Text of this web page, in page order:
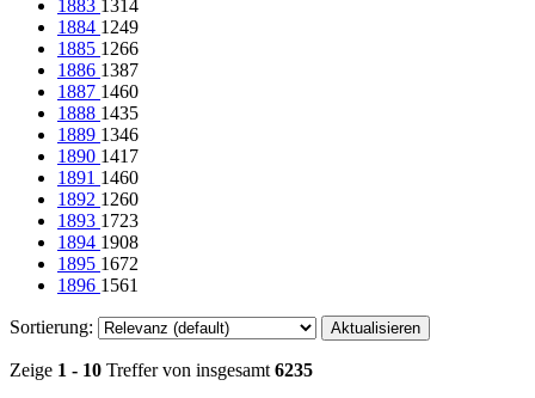
1883 1314
1884 1249
1885 1266
1886 1387
1887 1460
1888 1435
1889 1346
1890 1417
1891 1460
1892 1260
1893 1723
1894 1908
1895 1672
1896 1561
Sortierung: Aktualisieren
Zeige 1 - 10 Treffer von insgesamt 6235